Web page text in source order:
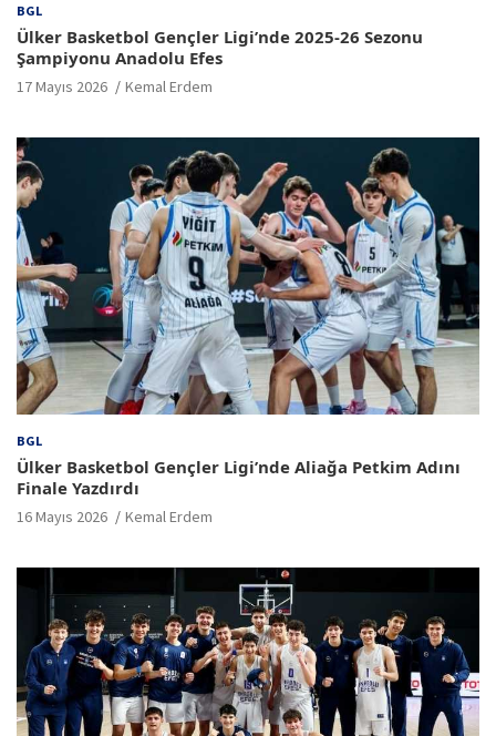
BGL
Ülker Basketbol Gençler Ligi’nde 2025-26 Sezonu
Şampiyonu Anadolu Efes
17 Mayıs 2026 Kemal Erdem
BGL
Ülker Basketbol Gençler Ligi’nde Aliağa Petkim Adını
Finale Yazdırdı
16 Mayıs 2026 Kemal Erdem